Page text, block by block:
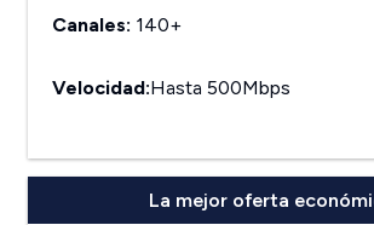
Canales: 140+
Velocidad:Hasta 500Mbps
La mejor oferta